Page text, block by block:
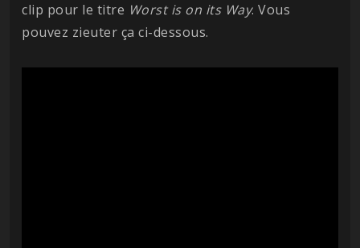
clip pour le titre Worst is on its Way. Vous
pouvez zieuter ça ci-dessous.